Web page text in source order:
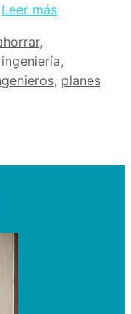
Leer más
,
ingeniería,
, planes